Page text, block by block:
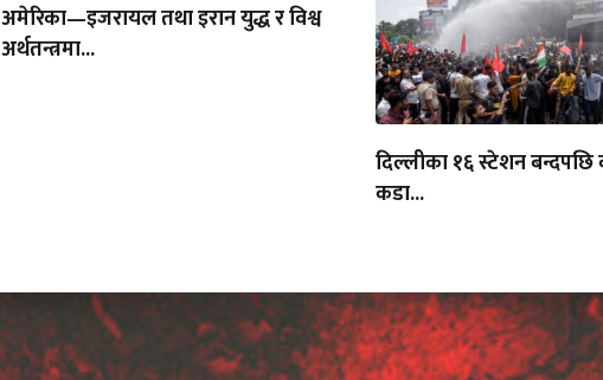
अमेरिका—इजरायल तथा इरान युद्ध र विश्व
अर्थतन्त्रमा...
दिल्लीका १६ स्टेशन बन्दपछि
कडा...